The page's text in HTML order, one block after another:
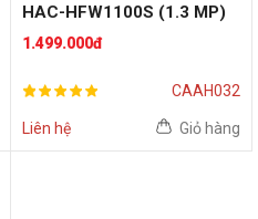
HAC-HFW1100S (1.3 MP)
1.499.000đ
CAAH032
Liên hệ Giỏ hàng